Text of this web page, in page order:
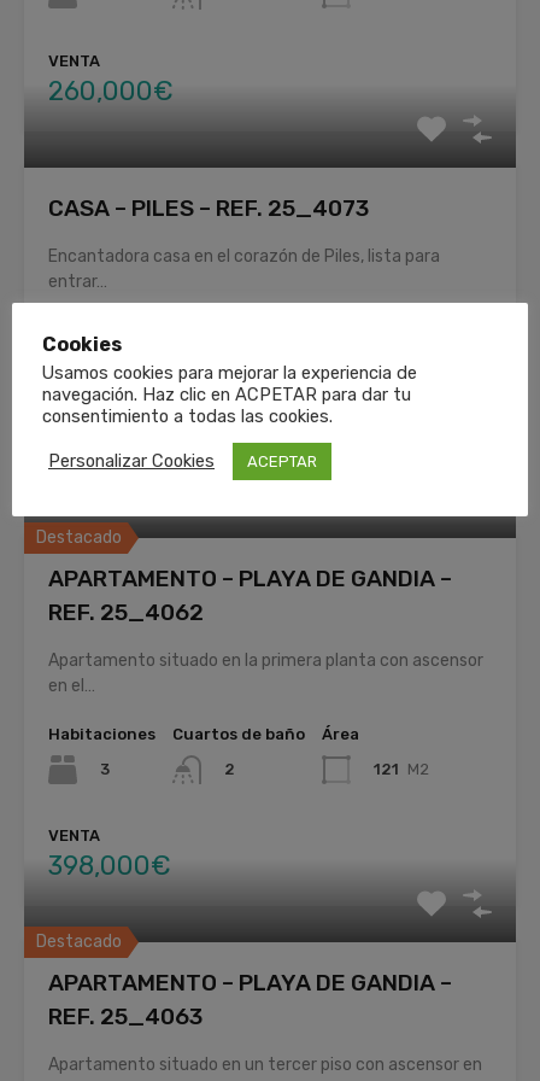
VENTA
260,000€
CASA – PILES – REF. 25_4073
Encantadora casa en el corazón de Piles, lista para
entrar…
105
155,600€
Destacado
APARTAMENTO – PLAYA DE GANDIA –
REF. 25_4062
Apartamento situado en la primera planta con ascensor
en el…
Habitaciones
3
Cuartos de baño
2
Área
121 M2
VENTA
398,000€
Destacado
APARTAMENTO – PLAYA DE GANDIA –
REF. 25_4063
Apartamento situado en un tercer piso con ascensor en
Cookies
Usamos cookies para mejorar la experiencia de
navegación. Haz clic en ACPETAR para dar tu
consentimiento a todas las cookies.
Personalizar Cookies ACEPTAR